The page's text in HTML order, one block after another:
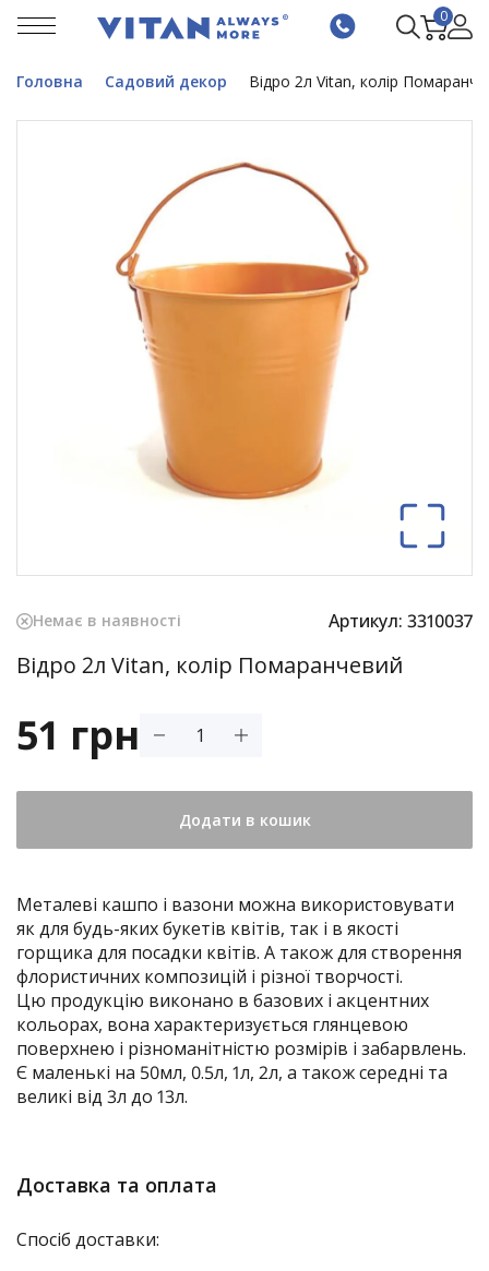
0
Головна Садовий декор Відро 2л Vitan, колір
Немає в наявності Артикул: 3310037
Відро 2л Vitan, колір Помаранчевий
51 грн
Додати в кошик
Металеві кашпо і вазони можна використовувати
як для будь-яких букетів квітів, так і в якості
горщика для посадки квітів. А також для створення
флористичних композицій і різної творчості.
Цю продукцію виконано в базових і акцентних
кольорах, вона характеризується глянцевою
поверхнею і різноманітністю розмірів і забарвлень.
Є маленькі на 50мл, 0.5л, 1л, 2л, а також середні та
великі від 3л до 13л.
Доставка та оплата
Спосіб доставки: